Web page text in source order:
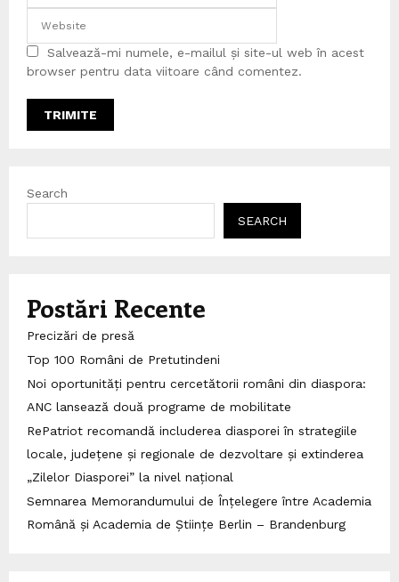
Salvează-mi numele, e-mailul și site-ul web în acest
browser pentru data viitoare când comentez.
Search
SEARCH
Postări Recente
Precizări de presă
Top 100 Români de Pretutindeni
Noi oportunități pentru cercetătorii români din diaspora:
ANC lansează două programe de mobilitate
RePatriot recomandă includerea diasporei în strategiile
locale, județene și regionale de dezvoltare și extinderea
„Zilelor Diasporei” la nivel național
Semnarea Memorandumului de Înțelegere între Academia
Română și Academia de Științe Berlin – Brandenburg